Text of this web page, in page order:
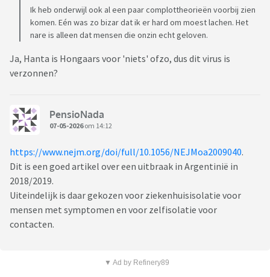
Ik heb onderwijl ook al een paar complottheorieën voorbij zien
komen. Eén was zo bizar dat ik er hard om moest lachen. Het
nare is alleen dat mensen die onzin echt geloven.
Ja, Hanta is Hongaars voor 'niets' ofzo, dus dit virus is
verzonnen?
PensioNada
07-05-2026om 14:12
https://www.nejm.org/doi/full/10.1056/NEJMoa2009040.
Dit is een goed artikel over een uitbraak in Argentinië in
2018/2019.
Uiteindelijk is daar gekozen voor ziekenhuisisolatie voor
mensen met symptomen en voor zelfisolatie voor
contacten.
▼ Ad by Refinery89